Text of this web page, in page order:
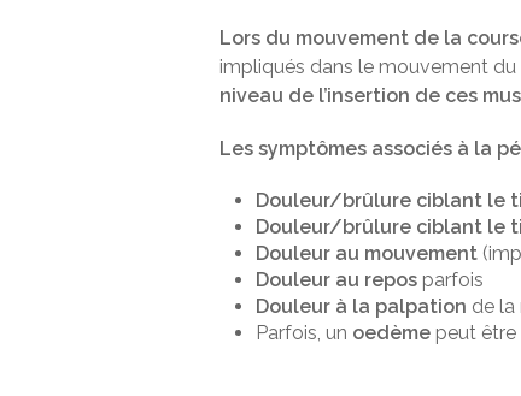
Lors du mouvement de la
impliqués dans le mouvement
niveau de l’insertion de ces
Les symptômes associés à la
Douleur/brûlure ciblant le
Douleur/brûlure ciblant le
Douleur au mouvement
Douleur au repos parfois
Douleur à la palpation de la
Parfois, un oedème peut être